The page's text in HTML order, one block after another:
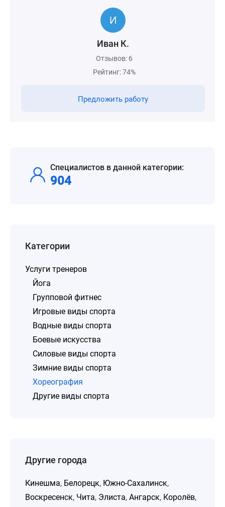
Иван К.
Отзывов: 6
Рейтинг: 74%
Предложить работу
Специалистов в данной категории:
904
Категории
Услуги тренеров
Йога
Групповой фитнес
Игровые виды спорта
Водные виды спорта
Боевые искусства
Силовые виды спорта
Зимние виды спорта
Хореография
Другие виды спорта
Другие города
Кинешма, Белорецк, Южно-Сахалинск,
Воскресенск, Чита, Элиста, Ангарск, Королёв,